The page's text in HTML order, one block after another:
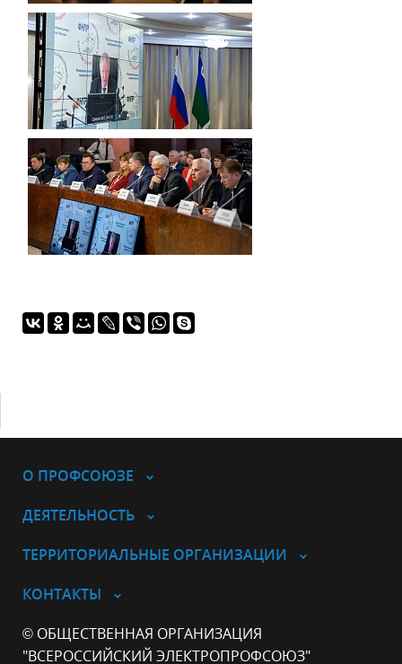
О ПРОФСОЮЗЕ
ДЕЯТЕЛЬНОСТЬ
ТЕРРИТОРИАЛЬНЫЕ ОРГАНИЗАЦИИ
КОНТАКТЫ
© ОБЩЕСТВЕННАЯ ОРГАНИЗАЦИЯ
"ВСЕРОССИЙСКИЙ ЭЛЕКТРОПРОФСОЮЗ"